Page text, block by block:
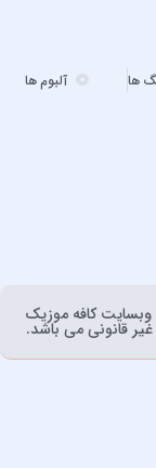
ها آلبوم ها
کافه موزیک
قانونی می باشد.